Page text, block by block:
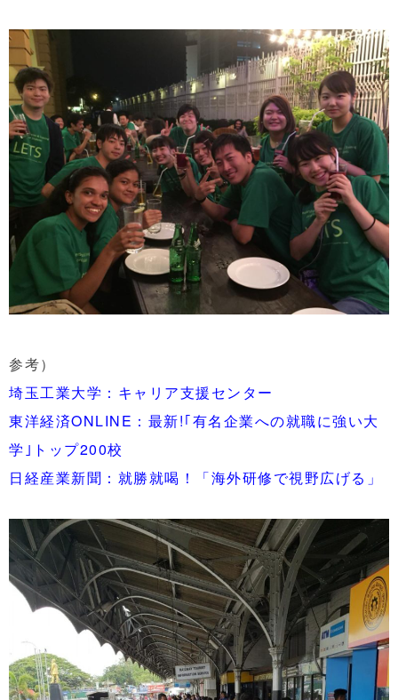
参考）
埼玉工業大学：キャリア支援センター
東洋経済ONLINE：最新!｢有名企業への就職に強い大
学｣トップ200校
日経産業新聞：就勝就喝！「海外研修で視野広げる」